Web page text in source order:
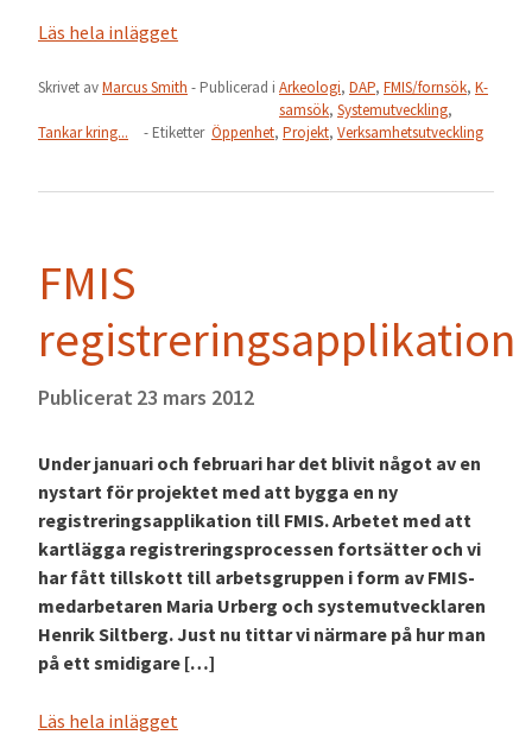
Läs hela inlägget
Skrivet avMarcus Smith - Publicerad i Arkeologi, DAP, FMIS/fornsök, K-
samsök, Systemutveckling,
Tankar kring...
- Etiketter Öppenhet, Projekt, Verksamhetsutveckling
FMIS
registreringsapplikation
Publicerat 23 mars 2012
Under januari och februari har det blivit något av en
nystart för projektet med att bygga en ny
registreringsapplikation till FMIS. Arbetet med att
kartlägga registreringsprocessen fortsätter och vi
har fått tillskott till arbetsgruppen i form av FMIS-
medarbetaren Maria Urberg och systemutvecklaren
Henrik Siltberg. Just nu tittar vi närmare på hur man
på ett smidigare […]
Läs hela inlägget